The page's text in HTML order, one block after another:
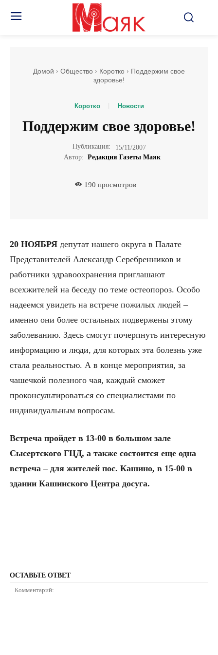
Домой Общество Коротко
Поддержим свое
здоровье!
Коротко Новости
Поддержим свое здоровье!
Публикация:
15/11/2007
Автор: Редакция Газеты Маяк
190 просмотров
20 НОЯБРЯ депутат нашего округа в Палате
Представителей Александр Серебренников и
работники здравоохранения приглашают
всехжителей на беседу по теме остеопороз. Особо
надеемся увидеть на встрече пожилых людей –
именно они более остальных подвержены этому
заболеванию. Здесь смогут почерпнуть интересную
информацию и люди, для которых эта болезнь уже
стала реальностью. А в конце мероприятия, за
чашечкой полезного чая, каждый сможет
проконсультироваться со специалистами по
индивидуальным вопросам.
Встреча пройдет в 13-00 в большом зале
Сысертского ГЦД, а также состоится еще одна
встреча – для жителей пос. Кашино, в 15-00 в
здании Кашинского Центра досуга.
ОСТАВЬТЕ ОТВЕТ